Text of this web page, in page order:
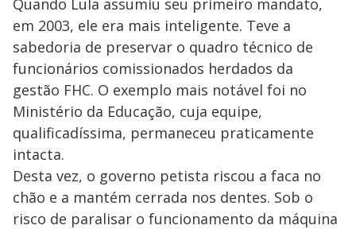
em 2003, ele era mais inteligente. Teve a
sabedoria de preservar o quadro técnico de
funcionários comissionados herdados da
gestão FHC. O exemplo mais notável foi no
Ministério da Educação, cuja equipe,
qualificadíssima, permaneceu praticamente
intacta.
Desta vez, o governo petista riscou a faca no
chão e a mantém cerrada nos dentes. Sob o
risco de paralisar o funcionamento da máquina